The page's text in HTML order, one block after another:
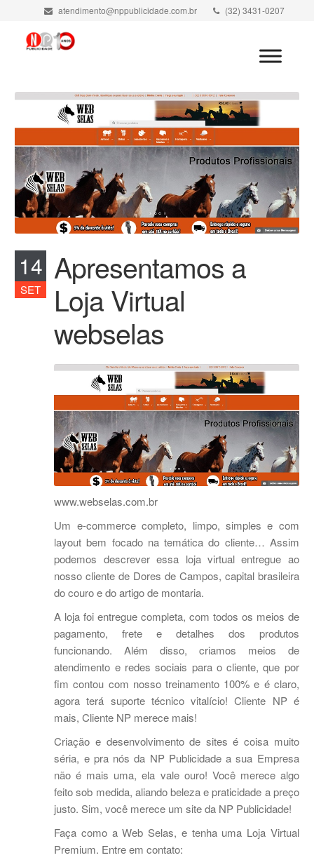
atendimento@nppublicidade.com.br
(32) 3431-0207
14
SET
Apresentamos a
Loja Virtual
webselas
www.webselas.com.br
Um e-commerce completo, limpo, simples e com
layout bem focado na temática do cliente… Assim
podemos descrever essa loja virtual entregue ao
nosso cliente de Dores de Campos, capital brasileira
do couro e do artigo de montaria.
A loja foi entregue completa, com todos os meios de
pagamento, frete e detalhes dos produtos
funcionando. Além disso, criamos meios de
atendimento e redes sociais para o cliente, que por
fim contou com nosso treinamento 100% e é claro,
agora terá suporte técnico vitalício! Cliente NP é
mais, Cliente NP merece mais!
Criação e desenvolvimento de sites é coisa muito
séria, e pra nós da NP Publicidade a sua Empresa
não é mais uma, ela vale ouro! Você merece algo
feito sob medida, aliando beleza e praticidade a preço
justo. Sim, você merece um site da NP Publicidade!
Faça como a Web Selas, e tenha uma Loja Virtual
Premium. Entre em contato: